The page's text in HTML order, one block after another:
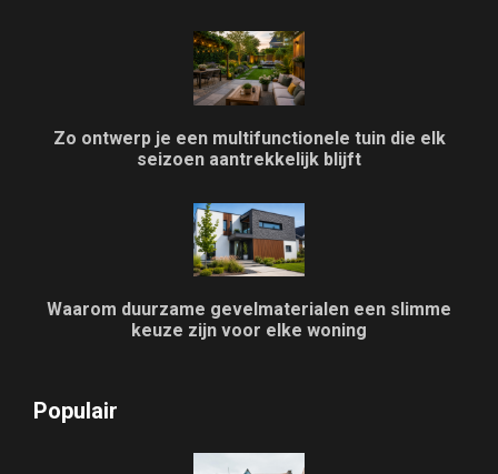
Zo ontwerp je een multifunctionele tuin die elk
seizoen aantrekkelijk blijft
Waarom duurzame gevelmaterialen een slimme
keuze zijn voor elke woning
Populair